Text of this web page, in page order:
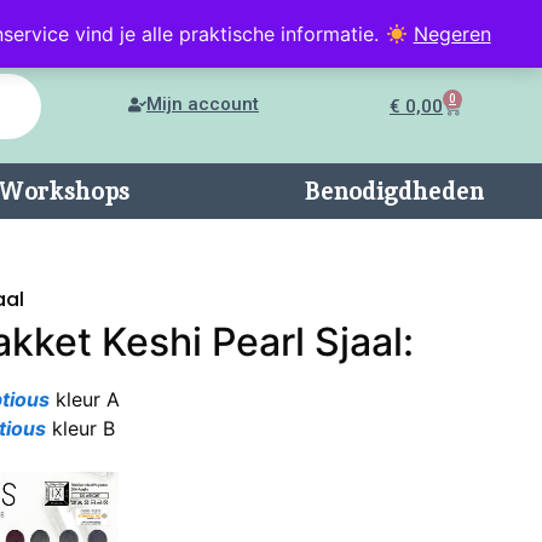
vind je alle praktische informatie. Negeren
Mijn account € 0,00 0
Benodigdheden
Keshi Pearl Sjaal:
kleur A
kleur B